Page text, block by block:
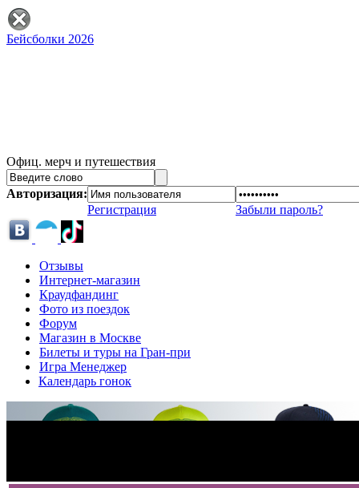
Бейсболки 2026
Офиц. мерч и путешествия
Авторизация:
Регистрация
Забыли пароль?
Отзывы
Интернет-магазин
Краудфандинг
Фото из поездок
Форум
Магазин в Москве
Билеты и туры на Гран-при
Игра Менеджер
Календарь гонок